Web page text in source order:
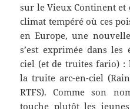
sur le Vieux Continent et
climat tempéré où ces
en Europe, une
s’est exprimée dans les
ciel (et de truites fario) :
la truite arc-en-ciel
RTFS). Comme son
touche plutôt les